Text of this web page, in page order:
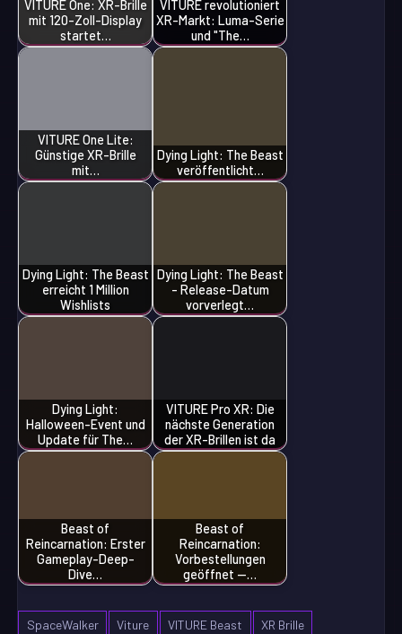
VITURE One: XR-Brille
mit 120-Zoll-Display
startet…
VITURE revolutioniert
XR-Markt: Luma-Serie
und "The…
VITURE One Lite:
Günstige XR-Brille
mit…
Dying Light: The Beast
veröffentlicht…
Dying Light: The Beast
erreicht 1 Million
Wishlists
Dying Light: The Beast
- Release-Datum
vorverlegt…
Dying Light:
Halloween-Event und
Update für The…
VITURE Pro XR: Die
nächste Generation
der XR-Brillen ist da
Beast of
Reincarnation: Erster
Gameplay-Deep-
Dive…
Beast of
Reincarnation:
Vorbestellungen
geöffnet —…
SpaceWalker Viture VITURE Beast XR Brille